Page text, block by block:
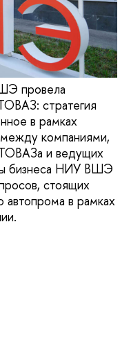
провела
стратегия
в рамках
между компаниями,
и ведущих
бизнеса НИУ ВШЭ
стоящих
автопрома в рамках